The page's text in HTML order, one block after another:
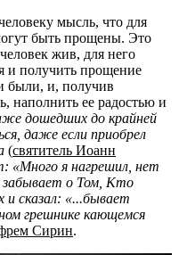
мысль, что для
быть прощены. Это
жив, для него
и получить прощение
были, и, получив
наполнить ее радостью и
дошедших до крайней
даже если приобрел
(святитель Иоанн
«Много я нагрешил, нет
о Том, Кто
сказал: «...бывает
грешнике кающемся
Сирин.